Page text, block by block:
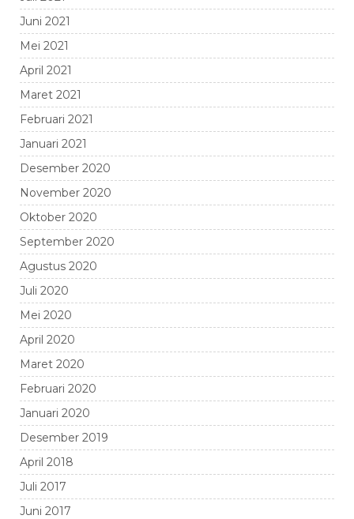
Juni 2021
Mei 2021
April 2021
Maret 2021
Februari 2021
Januari 2021
Desember 2020
November 2020
Oktober 2020
September 2020
Agustus 2020
Juli 2020
Mei 2020
April 2020
Maret 2020
Februari 2020
Januari 2020
Desember 2019
April 2018
Juli 2017
Juni 2017